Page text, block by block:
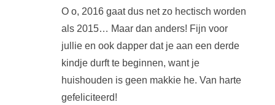
O o, 2016 gaat dus net zo hectisch worden
als 2015… Maar dan anders! Fijn voor
jullie en ook dapper dat je aan een derde
kindje durft te beginnen, want je
huishouden is geen makkie he. Van harte
gefeliciteerd!